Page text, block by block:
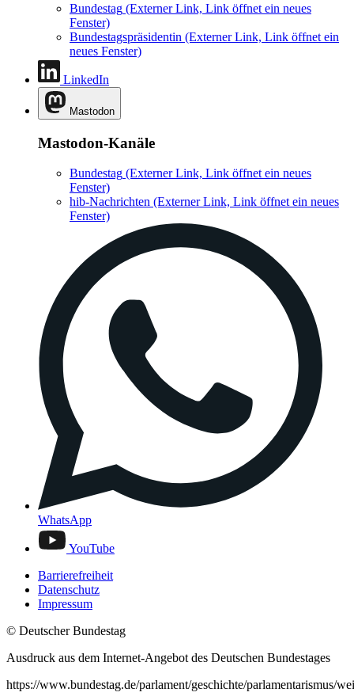
Bundestag (Externer Link, Link öffnet ein neues
Fenster)
Bundestagspräsidentin (Externer Link, Link öffnet ein
neues Fenster)
LinkedIn
Mastodon
Mastodon-Kanäle
Bundestag (Externer Link, Link öffnet ein neues
Fenster)
hib-Nachrichten (Externer Link, Link öffnet ein neues
Fenster)
WhatsApp
YouTube
Barrierefreiheit
Datenschutz
Impressum
© Deutscher Bundestag
Ausdruck aus dem Internet-Angebot des Deutschen Bundestages
https://www.bundestag.de/parlament/geschichte/parlamentarismus/